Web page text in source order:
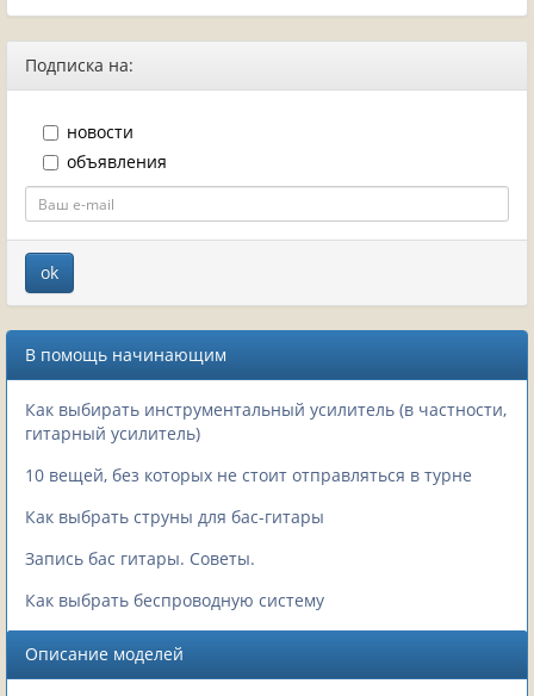
Подписка на:
новости
объявления
В помощь начинающим
Как выбирать инструментальный усилитель (в частности,
гитарный усилитель)
10 вещей, без которых не стоит отправляться в турне
Как выбрать струны для бас-гитары
Запись бас гитары. Советы.
Как выбрать беспроводную систему
Описание моделей